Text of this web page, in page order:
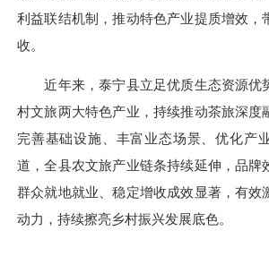
利益联结机制，推动特色产业提质增效，
收。
近年来，泰宁县立足优质生态资源优
村文旅两大特色产业，持续推动茶旅深度
完善基础设施、丰富业态场景、优化产
道，全县农文旅产业链条持续延伸，品牌
群众就地就业、稳定增收成效显著，有效
动力，持续擦亮乡村振兴发展底色。